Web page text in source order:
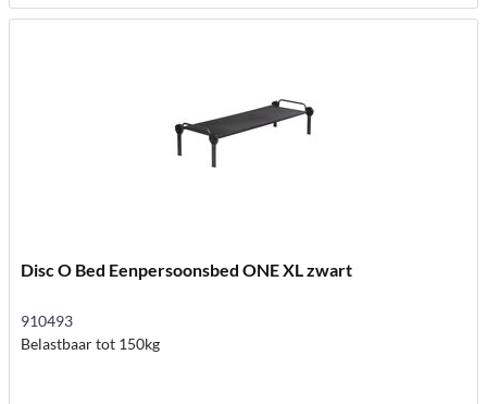
Disc O Bed Eenpersoonsbed ONE XL zwart
910493
Belastbaar tot 150kg